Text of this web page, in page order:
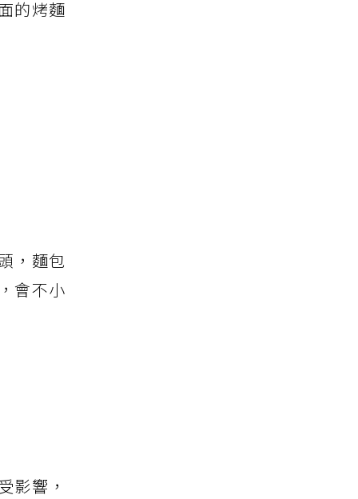
的烤麵
，麵包
會不小
影響，